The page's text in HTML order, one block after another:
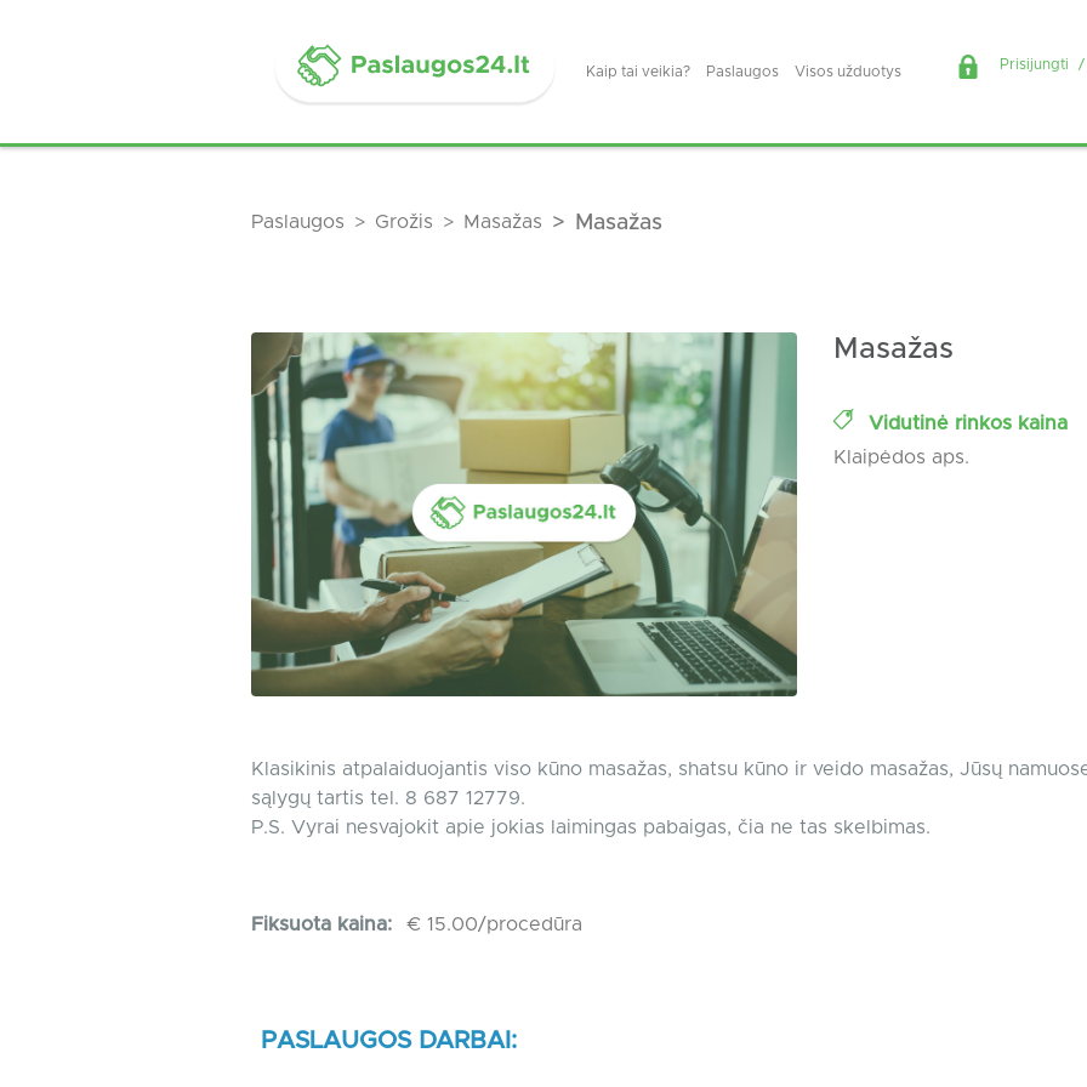
Kaip tai veikia? Paslaugos Visos užduotys Prisijungti /
Paslaugos Grožis Masažas Masažas
Masažas
Vidutinė rinkos kaina
Klaipėdos aps.
Klasikinis atpalaiduojantis viso kūno masažas, shatsu kūno ir veido masažas, Jūsų
sąlygų tartis tel. 8 687 12779.
P.S. Vyrai nesvajokit apie jokias laimingas pabaigas, čia ne tas skelbimas.
Fiksuota kaina: € 15.00/procedūra
PASLAUGOS DARBAI: